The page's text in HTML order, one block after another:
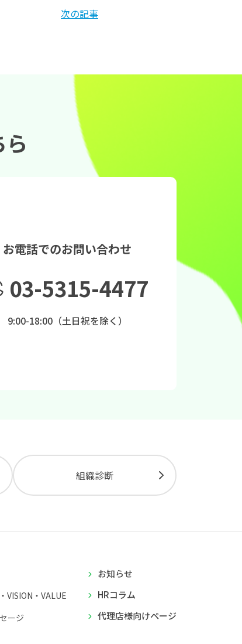
次の記事
お電話でのお問い合わせ
03-5315-4477
9:00-18:00（土日祝を除く）
組織診断
VISION・VALUE
ージ
お知らせ
HRコラム
代理店様向けページ